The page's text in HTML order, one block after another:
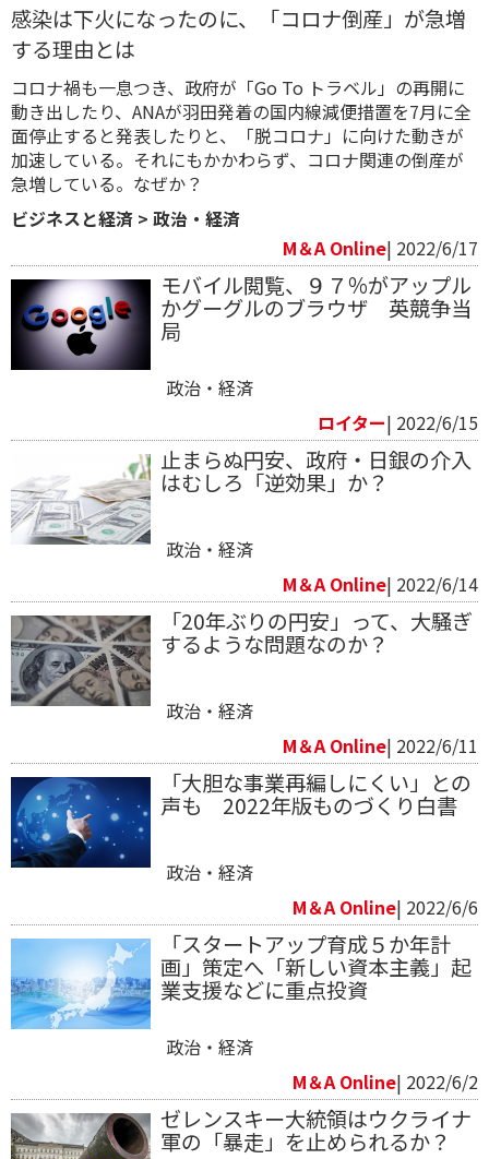
感染は下火になったのに、「コロナ倒産」が急増
する理由とは
コロナ禍も一息つき、政府が「Go To トラベル」の再開に
動き出したり、ANAが羽田発着の国内線減便措置を7月に全
面停止すると発表したりと、「脱コロナ」に向けた動きが
加速している。それにもかかわらず、コロナ関連の倒産が
急増している。なぜか？
ビジネスと経済 > 政治・経済
M＆A Online| 2022/6/17
モバイル閲覧、９７％がアップル
かグーグルのブラウザ 英競争当
局
政治・経済
ロイター| 2022/6/15
止まらぬ円安、政府・日銀の介入
はむしろ「逆効果」か？
政治・経済
M＆A Online| 2022/6/14
「20年ぶりの円安」って、大騒ぎ
するような問題なのか？
政治・経済
M＆A Online| 2022/6/11
「大胆な事業再編しにくい」との
声も 2022年版ものづくり白書
政治・経済
M＆A Online| 2022/6/6
「スタートアップ育成５か年計
画」策定へ「新しい資本主義」起
業支援などに重点投資
政治・経済
M＆A Online| 2022/6/2
ゼレンスキー大統領はウクライナ
軍の「暴走」を止められるか？